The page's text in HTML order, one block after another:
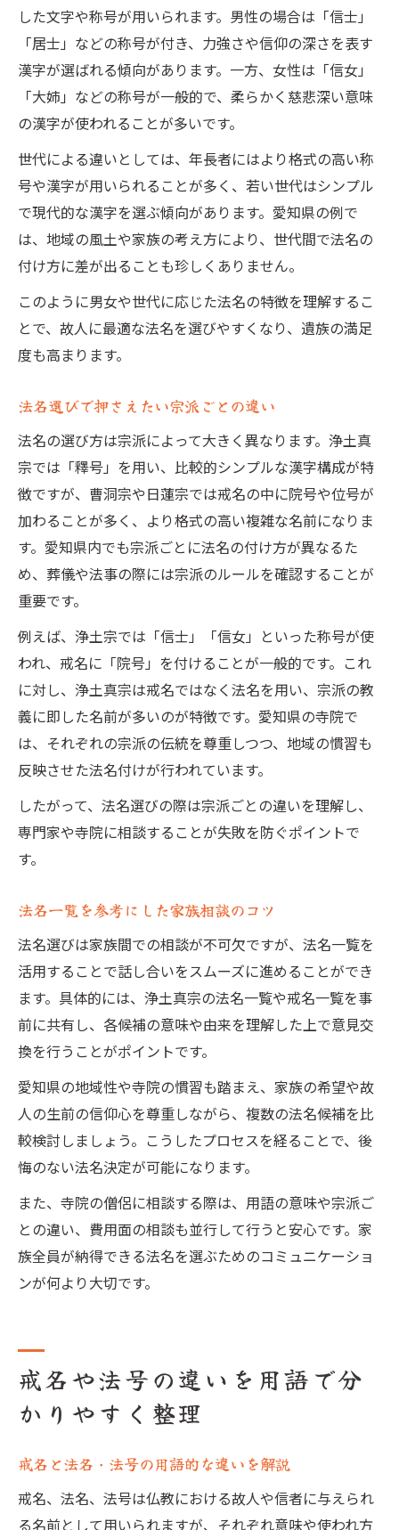
した文字や称号が用いられます。男性の場合は「信士」
「居士」などの称号が付き、力強さや信仰の深さを表す
漢字が選ばれる傾向があります。一方、女性は「信女」
「大姉」などの称号が一般的で、柔らかく慈悲深い意味
の漢字が使われることが多いです。
世代による違いとしては、年長者にはより格式の高い称
号や漢字が用いられることが多く、若い世代はシンプル
で現代的な漢字を選ぶ傾向があります。愛知県の例で
は、地域の風土や家族の考え方により、世代間で法名の
付け方に差が出ることも珍しくありません。
このように男女や世代に応じた法名の特徴を理解するこ
とで、故人に最適な法名を選びやすくなり、遺族の満足
度も高まります。
法名選びで押さえたい宗派ごとの違い
法名の選び方は宗派によって大きく異なります。浄土真
宗では「釋号」を用い、比較的シンプルな漢字構成が特
徴ですが、曹洞宗や日蓮宗では戒名の中に院号や位号が
加わることが多く、より格式の高い複雑な名前になりま
す。愛知県内でも宗派ごとに法名の付け方が異なるた
め、葬儀や法事の際には宗派のルールを確認することが
重要です。
例えば、浄土宗では「信士」「信女」といった称号が使
われ、戒名に「院号」を付けることが一般的です。これ
に対し、浄土真宗は戒名ではなく法名を用い、宗派の教
義に即した名前が多いのが特徴です。愛知県の寺院で
は、それぞれの宗派の伝統を尊重しつつ、地域の慣習も
反映させた法名付けが行われています。
したがって、法名選びの際は宗派ごとの違いを理解し、
専門家や寺院に相談することが失敗を防ぐポイントで
す。
法名一覧を参考にした家族相談のコツ
法名選びは家族間での相談が不可欠ですが、法名一覧を
活用することで話し合いをスムーズに進めることができ
ます。具体的には、浄土真宗の法名一覧や戒名一覧を事
前に共有し、各候補の意味や由来を理解した上で意見交
換を行うことがポイントです。
愛知県の地域性や寺院の慣習も踏まえ、家族の希望や故
人の生前の信仰心を尊重しながら、複数の法名候補を比
較検討しましょう。こうしたプロセスを経ることで、後
悔のない法名決定が可能になります。
また、寺院の僧侶に相談する際は、用語の意味や宗派ご
との違い、費用面の相談も並行して行うと安心です。家
族全員が納得できる法名を選ぶためのコミュニケーショ
ンが何より大切です。
戒名や法号の違いを用語で分
かりやすく整理
戒名と法名・法号の用語的な違いを解説
戒名、法名、法号は仏教における故人や信者に与えられ
る名前として用いられますが、それぞれ意味や使われ方